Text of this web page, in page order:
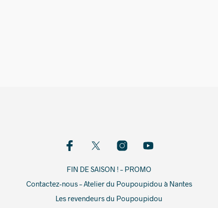
FIN DE SAISON ! – PROMO
Contactez-nous – Atelier du Poupoupidou à Nantes
Les revendeurs du Poupoupidou